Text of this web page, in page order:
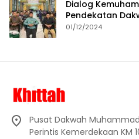
Dialog
Pendekatan
01/12/2024
Pusat Dakwah
Perintis Kemerdekaan KM